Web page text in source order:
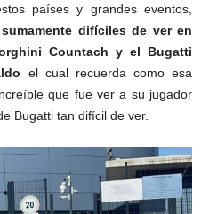
países y grandes eventos,
difíciles de ver en
Countach y el Bugatti
el cual recuerda como esa
que fue ver a su jugador
Bugatti tan difícil de ver.